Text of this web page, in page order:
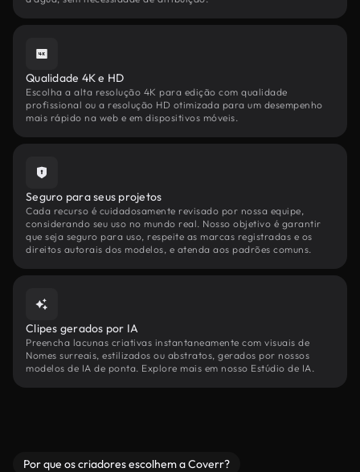
Qualidade 4K e HD
Escolha a alta resolução 4K para edição com qualidade
profissional ou a resolução HD otimizada para um desempenho
mais rápido na web e em dispositivos móveis.
Seguro para seus projetos
Cada recurso é cuidadosamente revisado por nossa equipe,
considerando seu uso no mundo real. Nosso objetivo é garantir
que seja seguro para uso, respeite as marcas registradas e os
direitos autorais dos modelos, e atenda aos padrões comuns.
Clipes gerados por IA
Preencha lacunas criativas instantaneamente com visuais de
Nomes surreais, estilizados ou abstratos, gerados por nossos
modelos de IA de ponta. Explore mais em nosso Estúdio de IA.
Por que os criadores escolhem a Coverr?